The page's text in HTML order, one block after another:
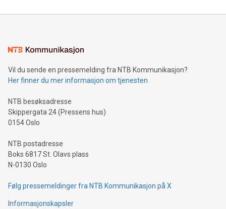
Vil du sende en pressemelding fra NTB Kommunikasjon?
Her finner du mer informasjon om tjenesten
NTB besøksadresse
Skippergata 24 (Pressens hus)
0154 Oslo
NTB postadresse
Boks 6817 St. Olavs plass
N-0130 Oslo
Følg pressemeldinger fra NTB Kommunikasjon på X
Informasjonskapsler